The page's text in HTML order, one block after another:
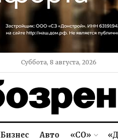
Суббота, 8 августа, 2026
Бизнес Авто «СО»